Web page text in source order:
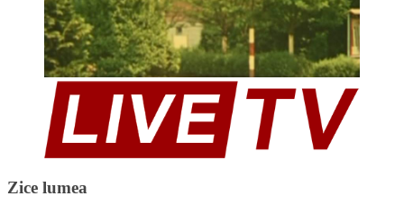
Zice lumea